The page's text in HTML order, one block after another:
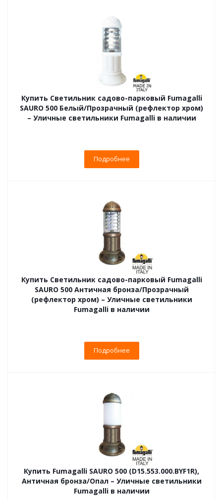
Купить Светильник садово-парковый Fumagalli
SAURO 500 Белый/Прозрачный (рефлектор хром)
– Уличные светильники Fumagalli в наличии
Подробнее
Купить Светильник садово-парковый Fumagalli
SAURO 500 Античная бронза/Прозрачный
(рефлектор хром) – Уличные светильники
Fumagalli в наличии
Подробнее
Купить Fumagalli SAURO 500 (D15.553.000.BYF1R),
Античная бронза/Опал – Уличные светильники
Fumagalli в наличии